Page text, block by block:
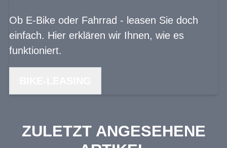
Ob E-Bike oder Fahrrad - leasen Sie doch
einfach. Hier erklären wir Ihnen, wie es
funktioniert.
ZULETZT ANGESEHENE